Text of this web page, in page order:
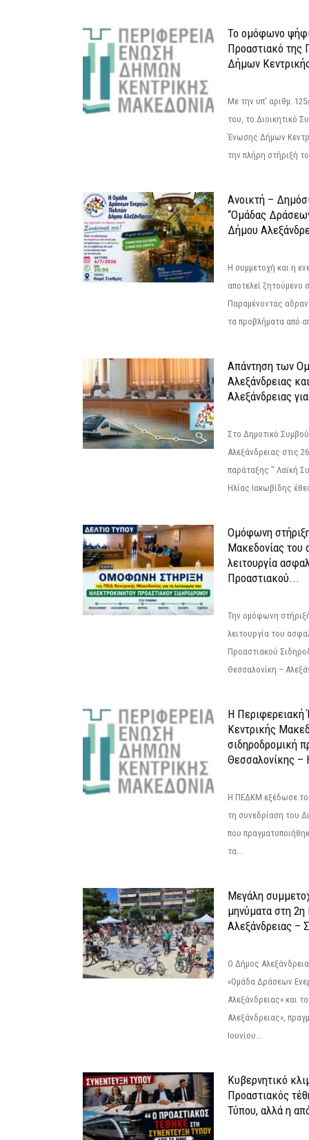
Το ομόφωνο
Προαστιακό της
Δήμων
Με την υπ' αριθμ.
του, το Διοικητικό
Ένωσης Δήμων
την πλήρη στήριξή
Ανοικτή –
“Ομάδας
Δήμου
Η συμμετοχή και η
αποτελεί ζητούμενο
Παραμένοντας
τα προβλήματα από
Απάντηση των
Αλεξάνδρειας
Αλεξάνδρειας
Στο Δημοτικό
Αλεξάνδρειας στις
παράταξης " Λαϊκή
Ηλίας Ιακωβίδης
Ομόφωνη
Μακεδονίας του
λειτουργία
Προαστιακού...
Την ομόφωνη
λειτουργία του
Προαστιακού
Θεσσαλονίκη –
Η
Κεντρικής
σιδηροδρομική
Θεσσαλονίκης –
Η ΠΕΔΚΜ εξέδωσε το
τη συνεδρίαση του
που
τα...
Μεγάλη
μηνύματα στη
Αλεξάνδρειας –
Ο Δήμος
«Ομάδα Δράσεων
Αλεξάνδρειας» και
Αλεξάνδρειας»,
Ιουνίου...
Κυβερνητικό
Προαστιακός
Τύπου, αλλά η